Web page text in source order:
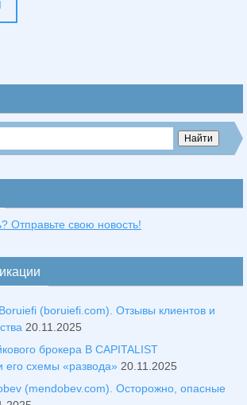
Отправьте свою новость!
(boruiefi.com). Отзывы клиентов и
20.11.2025
брокера B CAPITALIST
его схемы «развода» 20.11.2025
(mendobev.com). Осторожно, опасные